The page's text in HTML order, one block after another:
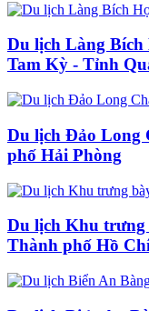
Du lịch Làng
Tam Kỳ - Tỉnh
Du lịch Đảo Long
phố Hải Phòng
Du lịch Khu trưng
Thành phố Hồ